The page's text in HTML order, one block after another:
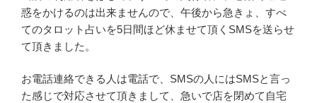
惑をかけるのは出来ませんので、午後から急きょ、すべ
てのタロット占いを5日間ほど休ませて頂くSMSを送らせ
て頂きました。
お電話連絡できる人は電話で、SMSの人にはSMSと言っ
た感じで対応させて頂きまして、急いで店を閉めて自宅